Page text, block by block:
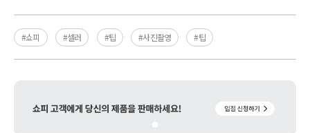
#쇼피 #셀러 #팁 #사진촬영 #팁